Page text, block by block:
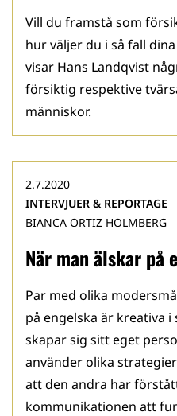
Vill du framstå som
hur väljer du i så fall
visar Hans Landqvist
försiktig respektive
människor.
När man älskar på
2.7.2020
INTERVJUER & REPORTAGE
BIANCA ORTIZ HOLMBERG
Par med olika
på engelska är kreativa
skapar sig sitt eget
använder olika
att den andra har
kommunikationen att